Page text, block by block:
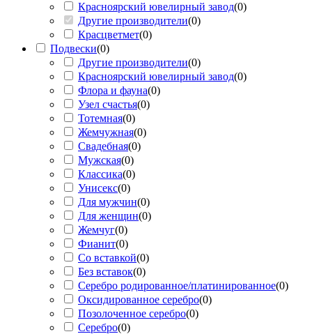
Красноярский ювелирный завод(0)
Другие производители(0)
Красцветмет(0)
Подвески(0)
Другие производители(0)
Красноярский ювелирный завод(0)
Флора и фауна(0)
Узел счастья(0)
Тотемная(0)
Жемчужная(0)
Свадебная(0)
Мужская(0)
Классика(0)
Унисекс(0)
Для мужчин(0)
Для женщин(0)
Жемчуг(0)
Фианит(0)
Со вставкой(0)
Без вставок(0)
Серебро родированное/платинированное(0)
Оксидированное серебро(0)
Позолоченное серебро(0)
Серебро(0)